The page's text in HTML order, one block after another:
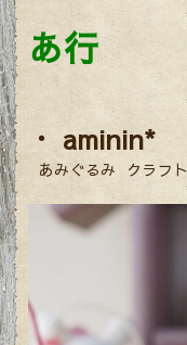
あ行
・ aminin*
あみぐるみ クラフト